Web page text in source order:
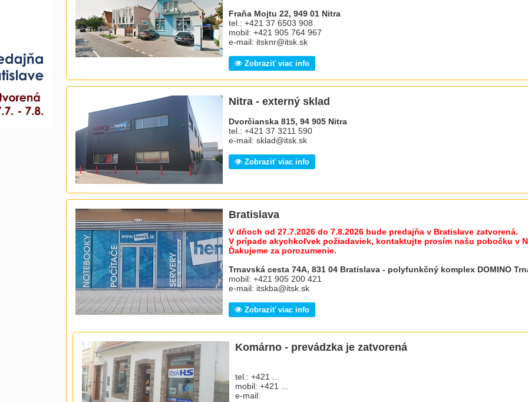
Fraňa Mojtu 22, 949 01 Nitra
tel.: +421 37 6503 908
mobil: +421 905 764 967
e-mail: itsknr@itsk.sk
Zobraziť viac info
Nitra - externý sklad
Dvorčianska 815, 94 905 Nitra
tel.: +421 37 3211 590
e-mail: sklad@itsk.sk
Zobraziť viac info
Bratislava
V dňoch od 27.7.2026 do 7.8.2026 bude predajňa v Bratislave zatvorená.
V prípade akychkoľvek požiadaviek, kontaktujte prosím našu pobočku v
Ďakujeme za porozumenie.
Trnavská cesta 74A, 831 04 Bratislava - polyfunkčný komplex DOMINO
mobil: +421 905 200 421
e-mail: itskba@itsk.sk
Zobraziť viac info
Komárno - prevádzka je zatvorená
tel.: +421 ...
mobil: +421 ...
e-mail: